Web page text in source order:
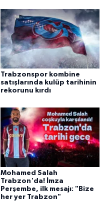
Trabzonspor kombine
satışlarında kulüp tarihinin
rekorunu kırdı
Mohamed Salah
Trabzon'da! İmza
Perşembe, ilk mesajı: "Bize
her yer Trabzon"